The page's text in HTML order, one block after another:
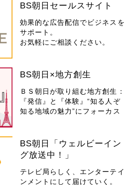
BS朝日セールスサイト
効果的な広告配信でビジネスを
サポート。
お気軽にご相談ください。
BS朝日×地方創生
ＢＳ朝日が取り組む地方創生：
『発信』と『体験』“知る人ぞ
知る地域の魅力”にフォーカス
BS朝日「ウェルビーイン
グ放送中！」
テレビ局らしく、エンターテイ
ンメントにして届けていく。